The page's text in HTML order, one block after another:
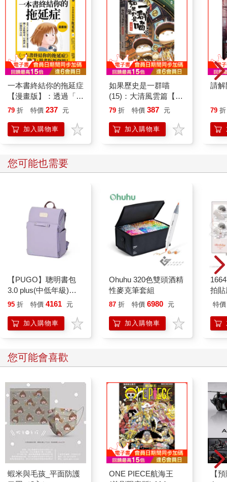
一本書終結你的拖延症
【漫畫版】：透過「小
行動」打開大腦的行動
「行動派」的37個科
學方法
79 折 特價 237 元
加入購物車
如果歷史是一群喵
(15)：大清風雲篇【萌
貓漫畫學歷史】
79 折 特價 387 元
加入購物車
請解
79 折
您可能也需要
【PUGO】聰明書包
3.0 plus(中低年級)雪
紫 全新進化玩美上市
95 折 特價 4161 元
加入購物車
Ohuhu 320色雙頭酒精
性麥克筆套組
87 折 特價 6980 元
加入購物車
拍
特價
您可能會喜歡
蝦米與毛孩_平面防護
ONE PIECE航海王
【